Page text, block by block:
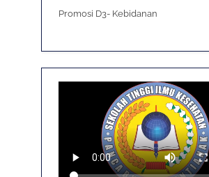
Promosi D3- Kebidanan